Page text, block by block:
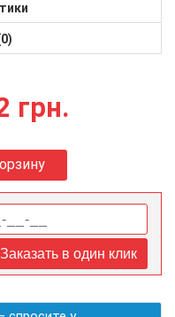
грн.
Заказать в один клик